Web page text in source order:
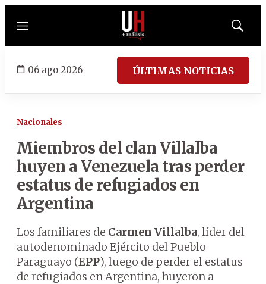
Menú
Mostrar
06 ago 2026 ÚLTIMAS NOTICIAS
Nacionales
Miembros del clan Villalba
huyen a Venezuela tras perder
estatus de refugiados en
Argentina
Los familiares de Carmen Villalba, líder del
autodenominado Ejército del Pueblo
Paraguayo (EPP), luego de perder el estatus
de refugiados en Argentina, huyeron a